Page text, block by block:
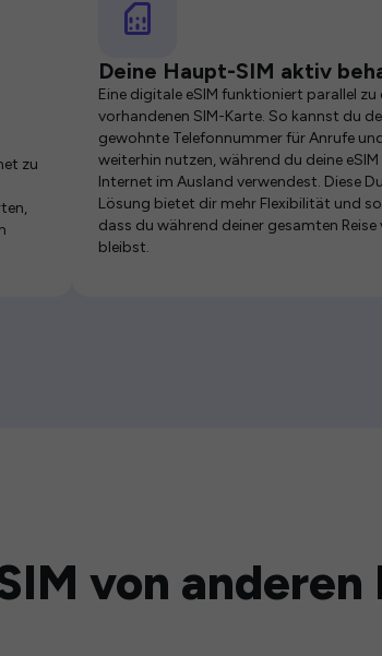
zu
Deine Haupt-SIM aktiv
Eine digitale eSIM funktioniert parallel zu
vorhandenen SIM-Karte. So kannst du
gewohnte Telefonnummer für Anrufe
weiterhin nutzen, während du deine
Internet im Ausland verwendest. Diese
Lösung bietet dir mehr Flexibilität und
dass du während deiner gesamten Reise
bleibst.
von anderen